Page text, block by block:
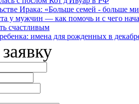
Ирака: «Больше семей - больше
у мужчин — как помочь и с чего
счастливым
имена для рожденных в